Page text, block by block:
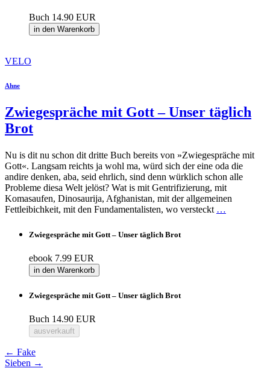
Buch 14.90 EUR
in den Warenkorb
VELO
Ahne
Zwiegespräche mit Gott – Unser täglich
Brot
Nu is dit nu schon dit dritte Buch bereits von »Zwiegespräche mit
Gott«. Langsam reichts ja wohl ma, würd sich der eine oda die
andire denken, aba, seid ehrlich, sind denn würklich schon alle
Probleme diesa Welt jelöst? Wat is mit Gentrifizierung, mit
Komasaufen, Dinosaurija, Afghanistan, mit der allgemeinen
Fettleibichkeit, mit den Fundamentalisten, wo versteckt …
Zwiegespräche mit Gott – Unser täglich Brot
ebook 7.99 EUR
in den Warenkorb
Zwiegespräche mit Gott – Unser täglich Brot
Buch 14.90 EUR
ausverkauft
← Fake
Sieben →